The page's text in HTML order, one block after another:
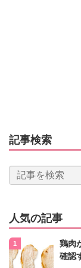
記事検索
人気の記事
鶏肉
確認